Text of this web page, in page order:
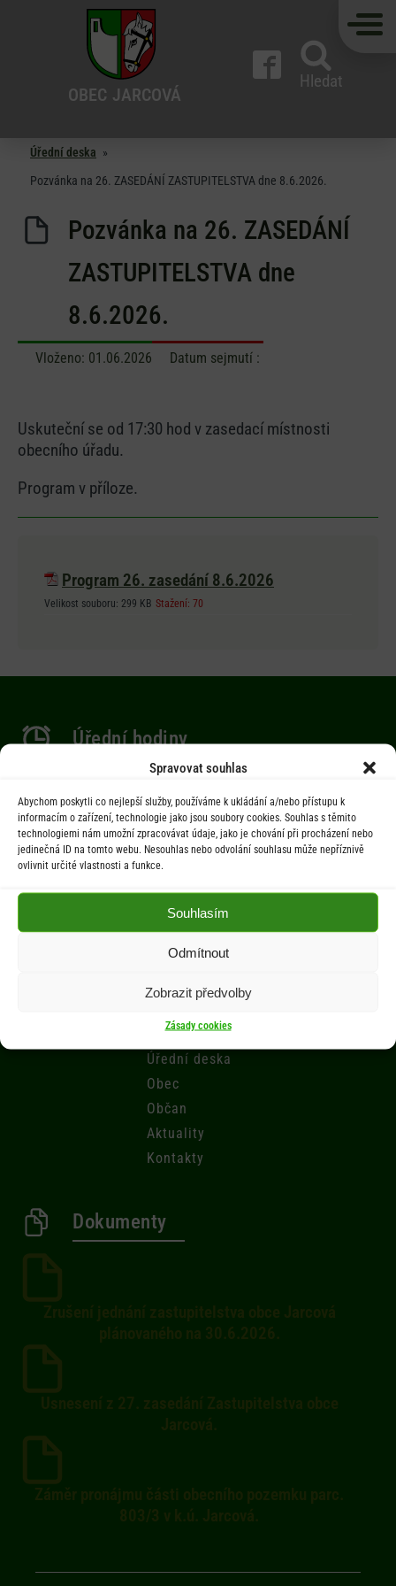
Spravovat souhlas
Abychom poskytli co nejlepší služby, používáme k ukládání a/nebo přístupu k
informacím o zařízení, technologie jako jsou soubory cookies. Souhlas s těmito
technologiemi nám umožní zpracovávat údaje, jako je chování při procházení nebo
jedinečná ID na tomto webu. Nesouhlas nebo odvolání souhlasu může nepříznivě
ovlivnit určité vlastnosti a funkce.
Souhlasím
Odmítnout
Zobrazit předvolby
Zásady cookies
OBEC JARCOVÁ
Hledat
Úřední deska »
Pozvánka na 26. ZASEDÁNÍ ZASTUPITELSTVA dne 8.6.2026.
Pozvánka na 26. ZASEDÁNÍ
ZASTUPITELSTVA dne
8.6.2026.
Vloženo: 01.06.2026 Datum sejmutí :
Uskuteční se od 17:30 hod v zasedací místnosti
obecního úřadu.
Program v příloze.
Program 26. zasedání 8.6.2026
Velikost souboru: 299 KB Stažení: 70
Úřední hodiny
St 9.00-12.00 hod. / 14.00-17.00 hod.
Počasí
Aktuální informace o počasí z meteostanice (Brňov) vzdálené 2km od
obce Jarcová.
Úřad
Úřední deska
Obec
Občan
Aktuality
Kontakty
Dokumenty